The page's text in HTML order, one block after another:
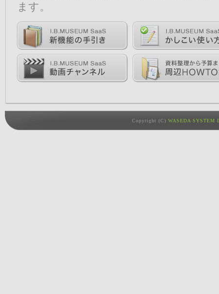
ます。
Copyright (C) WASEDA SYSTEM